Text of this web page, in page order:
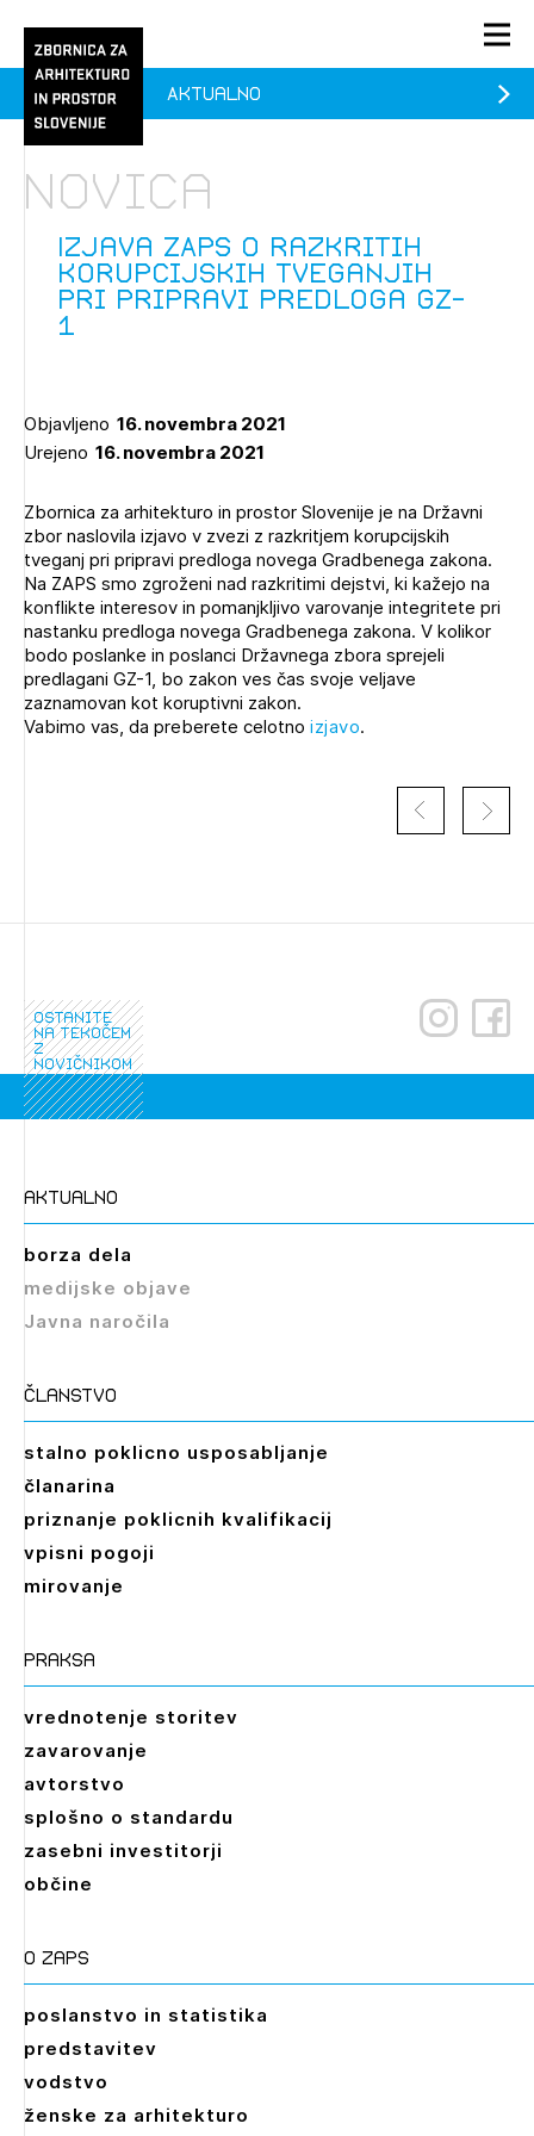
PRIJAVA
Članstvo
Praksa
Izbrana vsebina je namenjena le ZAPS
registriranim uporabnikom. Da lahko do nje
dostopate, se je potrebno prijaviti.
PRIJAVITE SE
1/1
Pozdravljeni
Prijavite se s svojim ZAPS uporabniškim imenom in geslom.
PRIJAVITE SE
POZABLJENO GESLO
REGISTRIRAJTE SE
Izjava ZAPS o razkritih
korupcijskih tveganjih
pri pripravi predloga GZ-
1
Novica
Aktualno
Objavljeno 16. novembra 2021
Urejeno 16. novembra 2021
Zbornica za arhitekturo in prostor Slovenije je na Državni
zbor naslovila izjavo v zvezi z razkritjem korupcijskih
tveganj pri pripravi predloga novega Gradbenega zakona.
Na ZAPS smo zgroženi nad razkritimi dejstvi, ki kažejo na
konflikte interesov in pomanjkljivo varovanje integritete pri
nastanku predloga novega Gradbenega zakona. V kolikor
bodo poslanke in poslanci Državnega zbora sprejeli
predlagani GZ-1, bo zakon ves čas svoje veljave
zaznamovan kot koruptivni zakon.
Vabimo vas, da preberete celotno izjavo.
ostanite
na tekočem
z
novičnikom
aktualno
borza dela
medijske objave
Javna naročila
članstvo
stalno poklicno usposabljanje
članarina
priznanje poklicnih kvalifikacij
vpisni pogoji
mirovanje
praksa
vrednotenje storitev
zavarovanje
avtorstvo
splošno o standardu
zasebni investitorji
občine
O zaps
poslanstvo in statistika
predstavitev
vodstvo
ženske za arhitekturo
1/2
Prijava na novičnik
Ostanite na tekočem z novicami in se naročite na
Novičnik izobraževanj
Novičnik natečajev
Tedenski novičnik javnih naročil
Dnevne medijske objave